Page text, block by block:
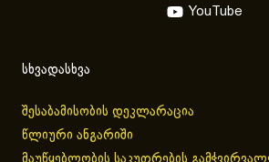
YouTube
სხვადასხვა
შესაბამისობის დეკლარაცია
წლიური ანგარიში
მაუწყებლობის საკუთრების